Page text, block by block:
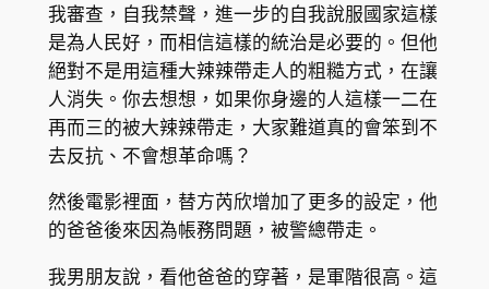
我審查，自我禁聲，進一步的自我說服國家這樣
是為人民好，而相信這樣的統治是必要的。但他
絕對不是用這種大辣辣帶走人的粗糙方式，在讓
人消失。你去想想，如果你身邊的人這樣一二在
再而三的被大辣辣帶走，大家難道真的會笨到不
去反抗、不會想革命嗎？
然後電影裡面，替方芮欣增加了更多的設定，他
的爸爸後來因為帳務問題，被警總帶走。
我男朋友說，看他爸爸的穿著，是軍階很高。這